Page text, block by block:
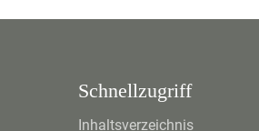
Schnellzugriff
Inhaltsverzeichnis